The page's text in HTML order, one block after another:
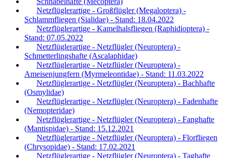
Netzflüglerartige - Großflügler (Megaloptera) -
Schlammfliegen (Sialidae) - Stand: 18.04.2022
Netzflüglerartige - Kamelhalsfliegen (Raphidioptera) -
Stand: 07.05.2022
Netzflüglerartige - Netzflügler (Neuroptera) -
Schmetterlingshafte (Ascalaphidae)
Netzflüglerartige - Netzflügler (Neuroptera) -
Ameisenjungfern (Myrmeleontidae) - Stand: 11.03.2022
Netzflüglerartige - Netzflügler (Neuroptera) - Bachhafte
(Osmylidae)
Netzflüglerartige - Netzflügler (Neuroptera) - Fadenhafte
(Nemopteridae)
Netzflüglerartige - Netzflügler (Neuroptera) - Fanghafte
(Mantispidae) - Stand: 15.12.2021
Netzflüglerartige - Netzflügler (Neuroptera) - Florfliegen
(Chrysopidae) - Stand: 17.02.2021
Netzflüglerartige - Netzflügler (Neuroptera) - Taghafte